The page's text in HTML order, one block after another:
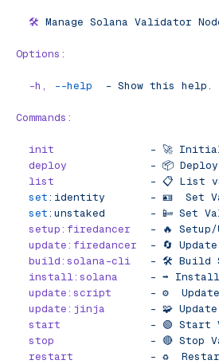
  🛠️
Manage Solana Validator
Options:
  -h,
--help
  -
Show this help.
Commands:
  init
               -
🚀
  deploy
             -
📦 Deploy
  list
               -
📋 List
  set
:identity
       -
🪪
  Set
  set
:unstaked
       -
📴 Set
  setup:firedancer
   -
🔥 Setup/
  update:firedancer
  -
🔄 Update
  build:solana-cli
   -
🛠️ Build
  install:solana
     -
➡️ Install
  update:script
      -
⚙️
  Update
  update:jinja
       -
🧩 Update
  start
              -
🟢 Start
  stop
               -
🔴 Stop
  restart
            -
♻️